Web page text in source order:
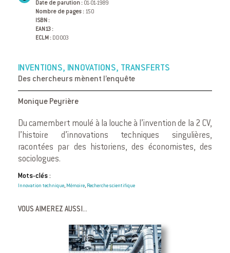
Date de parution : 01-01-1989
Nombre de pages : 150
ISBN :
EAN13 :
ECLM : DD003
INVENTIONS, INNOVATIONS, TRANSFERTS
Des chercheurs mènent l’enquête
Monique Peyrière
Du camembert moulé à la louche à l’invention de la 2 CV,
l’histoire d’innovations techniques singulières,
racontées par des historiens, des économistes, des
sociologues.
Mots-clés :
Innovation technique, Mémoire, Recherche scientifique
VOUS AIMEREZ AUSSI...